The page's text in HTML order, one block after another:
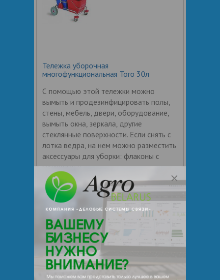
Тележка уборочная
многофункциональная Того 30л
С помощью этой тележки можно
вымыть и продезинфицировать полы,
стены, мебель, двери, оборудование,
вымыть окна, зеркала, другие
стеклянные поверхности. Если снять с
лотка ведра, на нем можно разместить
аксессуары для уборки: флаконы с
моющими и